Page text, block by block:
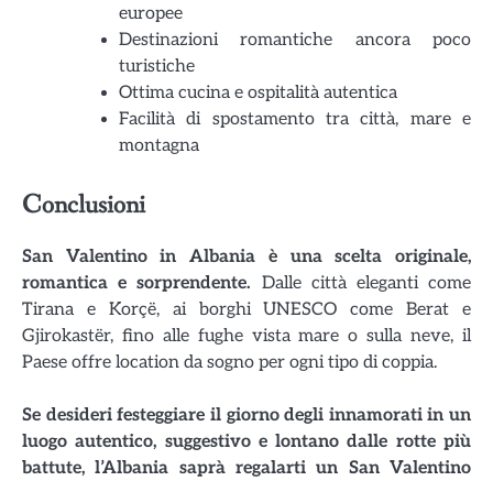
europee
Destinazioni romantiche ancora poco
turistiche
Ottima cucina e ospitalità autentica
Facilità di spostamento tra città, mare e
montagna
Conclusioni
San Valentino in Albania è una scelta originale,
romantica e sorprendente. Dalle città eleganti come
Tirana e Korçë, ai borghi UNESCO come Berat e
Gjirokastër, fino alle fughe vista mare o sulla neve, il
Paese offre location da sogno per ogni tipo di coppia.
Se desideri festeggiare il giorno degli innamorati in un
luogo autentico, suggestivo e lontano dalle rotte più
battute, l’Albania saprà regalarti un San Valentino